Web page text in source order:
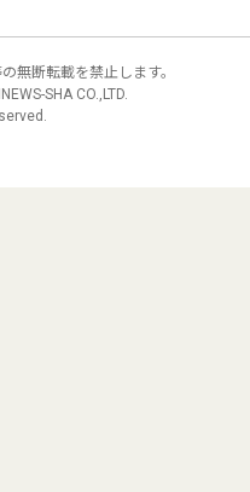
無断転載を禁止します。
SHA CO.,LTD.